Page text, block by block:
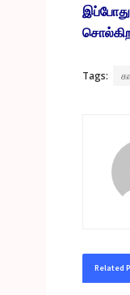
Tags:
Related